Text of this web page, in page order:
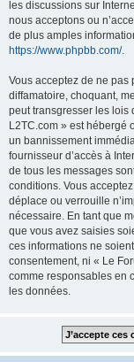
les discussions sur
nous acceptons ou
de plus amples
https://www.phpbb.com/.
Vous acceptez de ne
diffamatoire, choquant,
peut transgresser les lois
L2TC.com » est hébergé
un bannissement
fournisseur d’accès à
de tous les messages
conditions. Vous
déplace ou verrouille
nécessaire. En tant que
que vous avez saisies
ces informations ne
consentement, ni « Le
comme responsables en
les données.